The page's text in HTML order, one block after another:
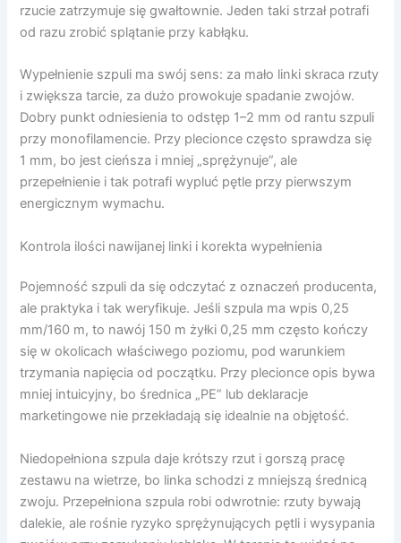
rzucie zatrzymuje się gwałtownie. Jeden taki strzał potrafi
od razu zrobić splątanie przy kabłąku.
Wypełnienie szpuli ma swój sens: za mało linki skraca rzuty
i zwiększa tarcie, za dużo prowokuje spadanie zwojów.
Dobry punkt odniesienia to odstęp 1–2 mm od rantu szpuli
przy monofilamencie. Przy plecionce często sprawdza się
1 mm, bo jest cieńsza i mniej „sprężynuje”, ale
przepełnienie i tak potrafi wypluć pętle przy pierwszym
energicznym wymachu.
Kontrola ilości nawijanej linki i korekta wypełnienia
Pojemność szpuli da się odczytać z oznaczeń producenta,
ale praktyka i tak weryfikuje. Jeśli szpula ma wpis 0,25
mm/160 m, to nawój 150 m żyłki 0,25 mm często kończy
się w okolicach właściwego poziomu, pod warunkiem
trzymania napięcia od początku. Przy plecionce opis bywa
mniej intuicyjny, bo średnica „PE” lub deklaracje
marketingowe nie przekładają się idealnie na objętość.
Niedopełniona szpula daje krótszy rzut i gorszą pracę
zestawu na wietrze, bo linka schodzi z mniejszą średnicą
zwoju. Przepełniona szpula robi odwrotnie: rzuty bywają
dalekie, ale rośnie ryzyko sprężynujących pętli i wysypania